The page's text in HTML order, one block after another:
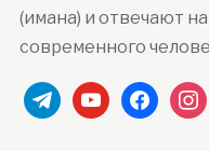
(имана) и отвечают
современного
telegramyoutubefacebook